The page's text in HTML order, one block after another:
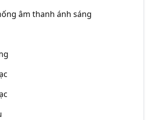
âm thanh ánh sáng